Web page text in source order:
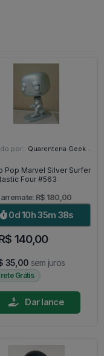
por: Quarentena Geek Store - SP
Pop Marvel Silver Surfer
- Fantastic Four #563
R$ 180,00
0d 10h 35m 36s
140,00
35,00 sem juros
Grátis
Dar lance